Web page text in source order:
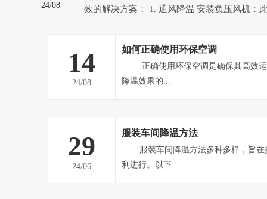
24/08
效的解决方案： 1. 通风降温 安装负压风机：此方案适用于空气流
气，从而提高车间内空气流通速...
14
24/08
如何正确使用环保空调
降温效果的...
29
24/06
服装车间降温方法
利进行。以下...